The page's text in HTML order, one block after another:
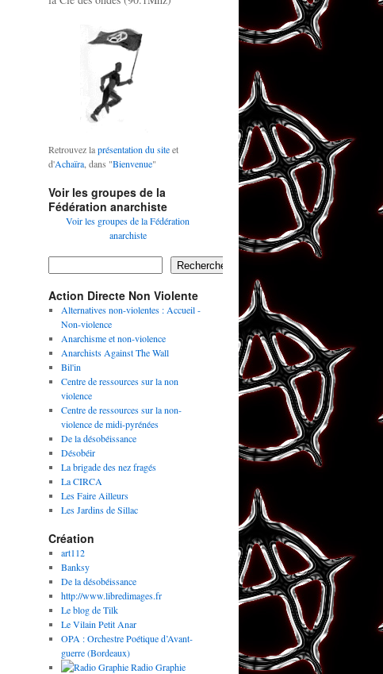
Retrouvez laprésentation du siteet
d'Achaïra , dans "Bienvenue"
Voir les groupes de la
Fédération anarchiste
Voir les groupes de la Fédération
anarchiste
Rechercher
Action Directe Non Violente
Alternatives non-violentes : Accueil -
Non-violence
Anarchisme et non-violence
Anarchists Against The Wall
Bil'in
Centre de ressources sur la non
violence
Centre de ressources sur la non-
violence de midi-pyrénées
De la désobéissance
Désobéir
La brigade des nez fragés
La CIRCA
Les Faire Ailleurs
Les Jardins de Sillac
Création
art112
Banksy
De la désobéissance
http://www.libredimages.fr
Le blog de Tilk
Le Vilain Petit Anar
OPA : Orchestre Poétique d’Avant-
guerre (Bordeaux)
Radio Graphie